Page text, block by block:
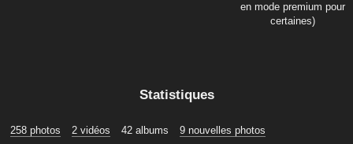
en mode premium pour
certaines)
Statistiques
258 photos 2 vidéos 42 albums 9 nouvelles photos